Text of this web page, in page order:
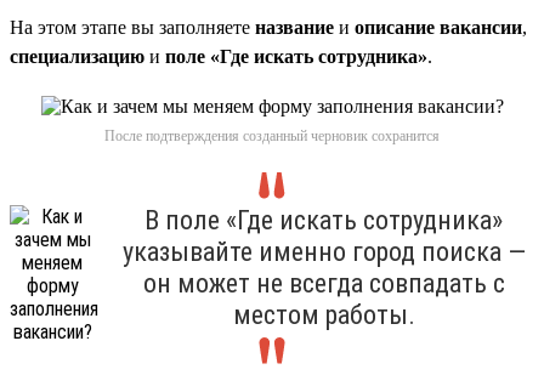
На этом этапе вы заполняете название и описание вакансии,
специализацию и поле «Где искать сотрудника».
После подтверждения созданный черновик сохранится
В поле «Где искать сотрудника»
указывайте именно город поиска —
он может не всегда совпадать с
местом работы.